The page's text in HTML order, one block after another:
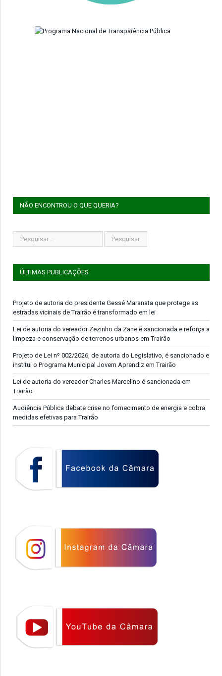
NÃO ENCONTROU O QUE QUERIA?
ÚLTIMAS PUBLICAÇÕES
Projeto de autoria do presidente Gessé Maranata que protege as
estradas vicinais de Trairão é transformado em lei
Lei de autoria do vereador Zezinho da Zane é sancionada e reforça a
limpeza e conservação de terrenos urbanos em Trairão
Projeto de Lei nº 002/2026, de autoria do Legislativo, é sancionado e
institui o Programa Municipal Jovem Aprendiz em Trairão
Lei de autoria do vereador Charles Marcelino é sancionada em
Trairão
Audiência Pública debate crise no fornecimento de energia e cobra
medidas efetivas para Trairão